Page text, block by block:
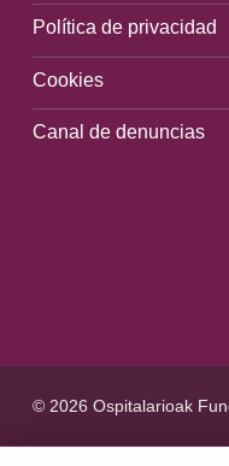
Política de privacidad
Cookies
Canal de denuncias
© 2026 Ospitalarioak